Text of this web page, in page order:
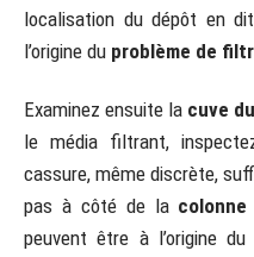
localisation du dépôt en
l’origine du problème de
Examinez ensuite la cuve
le média filtrant,
cassure, même discrète,
pas à côté de la
peuvent être à l’origine